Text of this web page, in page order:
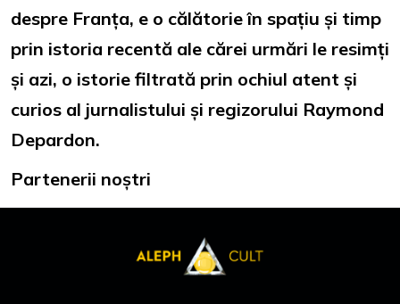
despre Franța, e o călătorie în spațiu și timp
prin istoria recentă ale cărei urmări le resimți
și azi, o istorie filtrată prin ochiul atent și
curios al jurnalistului și regizorului Raymond
Depardon.
Partenerii noștri